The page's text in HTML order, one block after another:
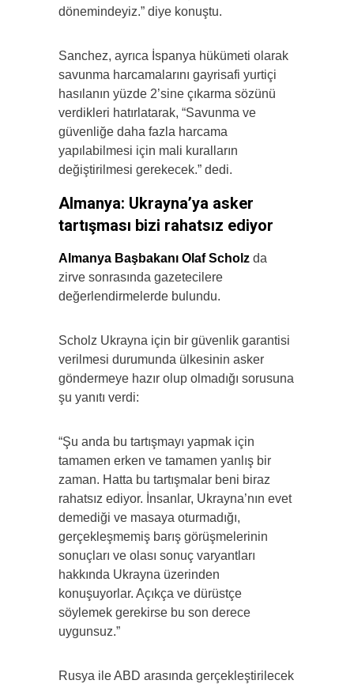
dönemindeyiz.” diye konuştu.
Sanchez, ayrıca İspanya hükümeti olarak
savunma harcamalarını gayrisafi yurtiçi
hasılanın yüzde 2’sine çıkarma sözünü
verdikleri hatırlatarak, “Savunma ve
güvenliğe daha fazla harcama
yapılabilmesi için mali kuralların
değiştirilmesi gerekecek.” dedi.
Almanya: Ukrayna’ya asker
tartışması bizi rahatsız ediyor
Almanya Başbakanı Olaf Scholz da
zirve sonrasında gazetecilere
değerlendirmelerde bulundu.
Scholz Ukrayna için bir güvenlik garantisi
verilmesi durumunda ülkesinin asker
göndermeye hazır olup olmadığı sorusuna
şu yanıtı verdi:
“Şu anda bu tartışmayı yapmak için
tamamen erken ve tamamen yanlış bir
zaman. Hatta bu tartışmalar beni biraz
rahatsız ediyor. İnsanlar, Ukrayna’nın evet
demediği ve masaya oturmadığı,
gerçekleşmemiş barış görüşmelerinin
sonuçları ve olası sonuç varyantları
hakkında Ukrayna üzerinden
konuşuyorlar. Açıkça ve dürüstçe
söylemek gerekirse bu son derece
uygunsuz.”
Rusya ile ABD arasında gerçekleştirilecek